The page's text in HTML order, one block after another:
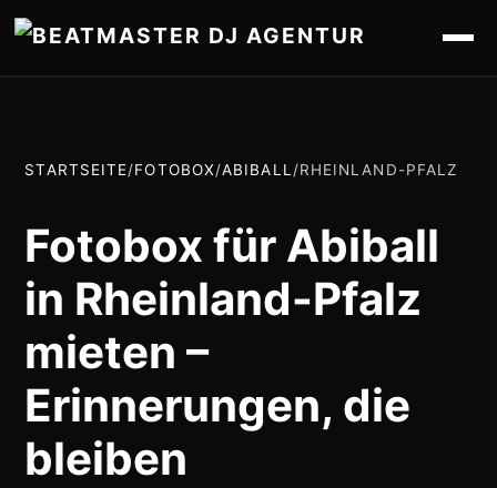
STARTSEITE/FOTOBOX/ABIBALL /RHEINLAND-PFALZ
Fotobox für Abiball
in Rheinland-Pfalz
mieten –
Erinnerungen, die
bleiben